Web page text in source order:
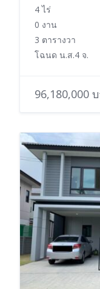
4 ไร่
0 งาน
3 ตารางวา
โฉนด น.ส.4 จ.
96,180,000